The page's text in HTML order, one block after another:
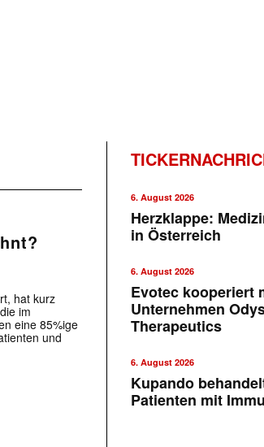
hat kurz
im
eine 85%ige
und
6. August 2026
Herzklappe:
in Österreich
6. August 2026
Evotec kooperiert
Unternehmen
Therapeutics
6. August 2026
Kupando
Patienten mit